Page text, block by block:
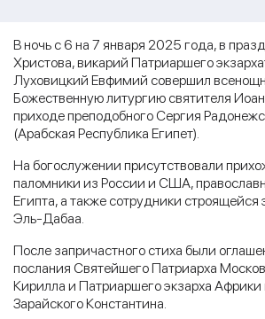
В ночь с 6 на 7 января 2025 года, в
Христова, викарий Патриаршего
Луховицкий Евфимий совершил
Божественную литургию святителя
приходе преподобного Сергия
(Арабская Республика Египет).
На богослужении присутствовали
паломники из России и США,
Египта, а также сотрудники строящейся
Эль-Дабаа.
После запричастного стиха были
послания Святейшего Патриарха
Кирилла и Патриаршего экзарха Африки
Зарайского Константина.